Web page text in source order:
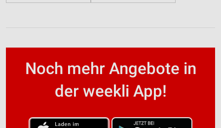
Noch mehr Angebote in
der weekli App!